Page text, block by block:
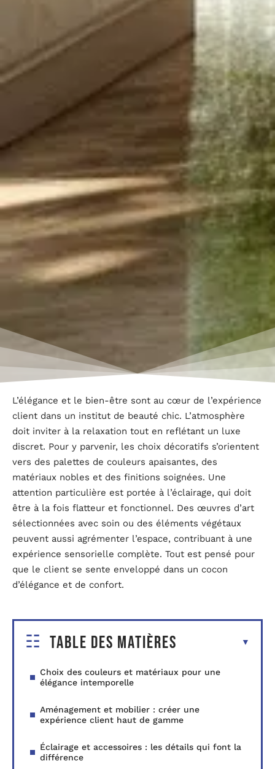
L’élégance et le bien-être sont au cœur de l’expérience
client dans un institut de beauté chic. L’atmosphère
doit inviter à la relaxation tout en reflétant un luxe
discret. Pour y parvenir, les choix décoratifs s’orientent
vers des palettes de couleurs apaisantes, des
matériaux nobles et des finitions soignées. Une
attention particulière est portée à l’éclairage, qui doit
être à la fois flatteur et fonctionnel. Des œuvres d’art
sélectionnées avec soin ou des éléments végétaux
peuvent aussi agrémenter l’espace, contribuant à une
expérience sensorielle complète. Tout est pensé pour
que le client se sente enveloppé dans un cocon
d’élégance et de confort.
Table des matières
Choix des couleurs et matériaux pour une
élégance intemporelle
Aménagement et mobilier : créer une
expérience client haut de gamme
Éclairage et accessoires : les détails qui font la
différence